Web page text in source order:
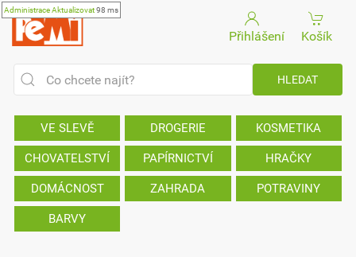
AdministraceAktualizovat98 ms
Přihlášení Košík
VE SLEVĚ DROGERIE KOSMETIKA
CHOVATELSTVÍ PAPÍRNICTVÍ HRAČKY
DOMÁCNOST ZAHRADA POTRAVINY
BARVY